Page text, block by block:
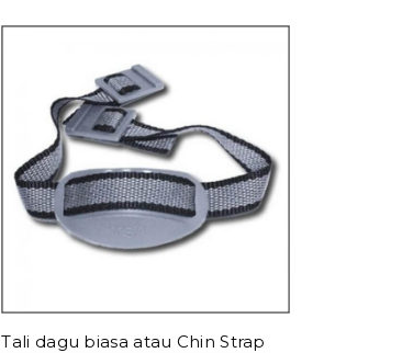
Tali dagu biasa atau Chin Strap